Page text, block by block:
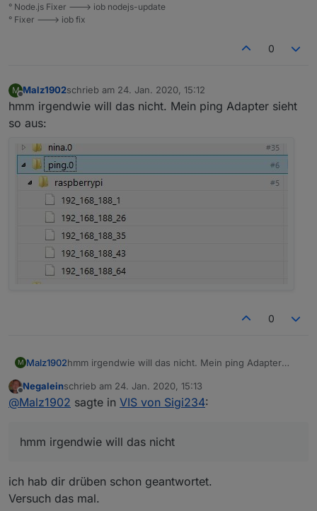
° Node.js Fixer ---> iob nodejs-update
° Fixer ---> iob fix
0
M
Offline
Malz1902schrieb am 24. Jan. 2020, 15:12
zuletzt editiert von
hmm irgendwie will das nicht. Mein ping Adapter sieht
so aus:
0
M Malz1902hmm irgendwie will das nicht. Mein ping Adapter
Offline
Negaleinschrieb am 24. Jan. 2020, 15:13
zuletzt editiert von
@Malz1902 sagte in VIS von Sigi234:
hmm irgendwie will das nicht
ich hab dir drüben schon geantwortet.
Versuch das mal.